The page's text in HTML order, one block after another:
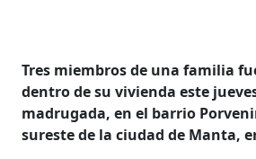
Tres miembros de una familia
dentro de su vivienda este
madrugada, en el barrio
sureste de la ciudad de Manta,